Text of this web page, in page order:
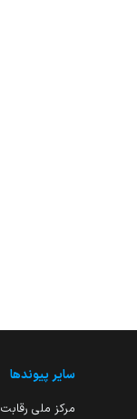
سایر پیوندها
مرکز ملی رقابت